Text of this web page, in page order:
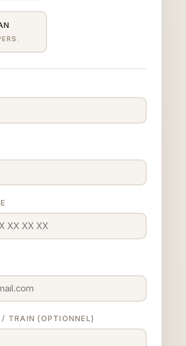
/ TRAIN (OPTIONNEL)